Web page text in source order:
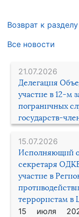
21.07.2026
Делегация
участие в 12-м
пограничных
государств-
15.07.2026
Исполняющий
секретаря
участие в
террористам в
15 июля
Возврат к разделу
Все новости